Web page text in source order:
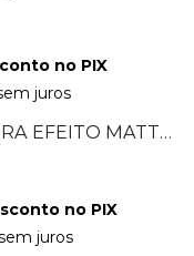
no PIX
juros
CERA MODELADORA EFEITO MATTE 70G
no PIX
juros